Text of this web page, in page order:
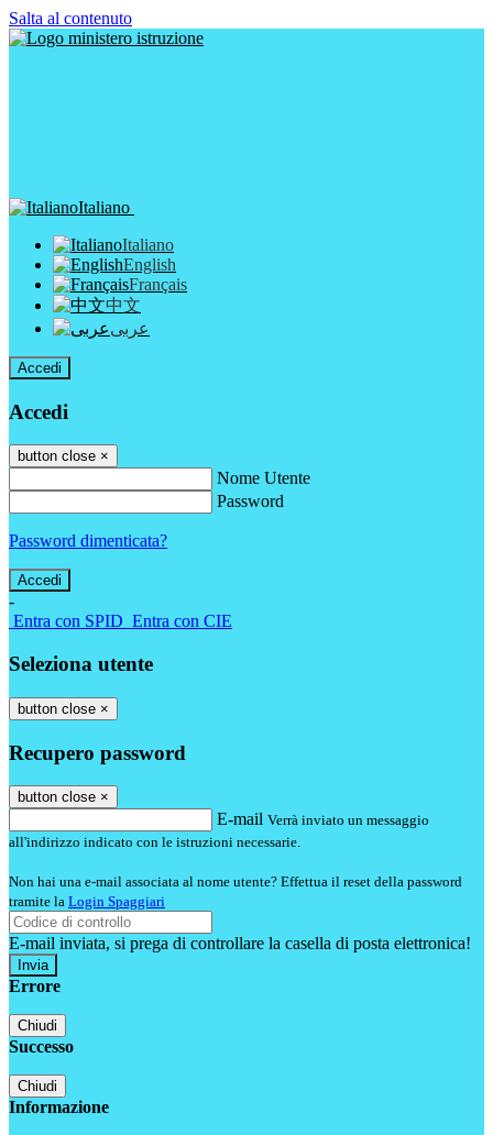
Salta al contenuto
Italiano
Italiano
English
Français
中文
عربى
Accedi
Accedi
button close ×
Nome Utente
Password
Password dimenticata?
-
Entra con SPID Entra con CIE
Seleziona utente
button close ×
Recupero password
button close ×
E-mail Verrà inviato un messaggio
all'indirizzo indicato con le istruzioni necessarie.
Non hai una e-mail associata al nome utente? Effettua il reset della password
tramite la Login Spaggiari
E-mail inviata, si prega di controllare la casella di posta elettronica!
Errore
Chiudi
Successo
Chiudi
Informazione